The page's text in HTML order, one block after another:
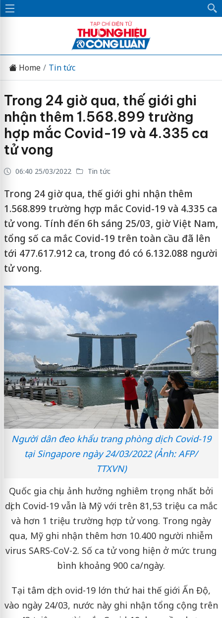
Home Tin tức
Trong 24 giờ qua, thế giới ghi
nhận thêm 1.568.899 trường
hợp mắc Covid-19 và 4.335 ca
tử vong
06:40 25/03/2022 Tin tức
Trong 24 giờ qua, thế giới ghi nhận thêm
1.568.899 trường hợp mắc Covid-19 và 4.335 ca
tử vong. Tính đến 6h sáng 25/03, giờ Việt Nam,
tổng số ca mắc Covid-19 trên toàn cầu đã lên
tới 477.617.912 ca, trong đó có 6.132.088 người
tử vong.
Người dân đeo khẩu trang phòng dịch Covid-19
tại Singapore ngày 24/03/2022 (Ảnh: AFP/
TTXVN)
Quốc gia chịu ảnh hưởng nghiêm trọng nhất bởi
dịch Covid-19 vẫn là Mỹ với trên 81,53 triệu ca mắc
và hơn 1 triệu trường hợp tử vong. Trong ngày
qua, Mỹ ghi nhận thêm hơn 10.400 người nhiễm
virus SARS-CoV-2. Số ca tử vong hiện ở mức trung
bình khoảng 900 ca/ngày.
Tại tâm dịch ovid-19 lớn thứ hai thế giới Ấn Độ,
vào ngày 24/03, nước này ghi nhận tổng cộng trên